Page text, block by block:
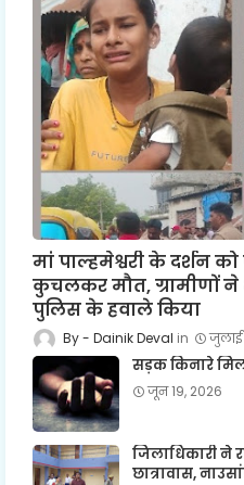
मां पाल्हमेश्वरी के दर्शन
कुचलकर मौत, ग्रामीणों
पुलिस के हवाले किया
Dainik Deval जुलाई
सड़क किनारे
जून 19, 2026
जिलाधिकारी ने
छात्रावास,